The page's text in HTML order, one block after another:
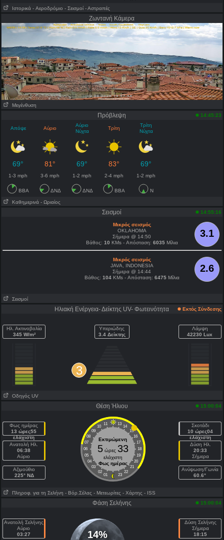
Ιστορικά - Aεροδρόμιο - Σεισμοί - Αστραπές
Ζωντανή Κάμερα
Μεγένθυση
Πρόβλεψη 14:45:23
Απόψε Αύριο
Αύριο
Νύχτα
Τρίτη
Τρίτη
Νύχτα
69° 81° 69° 83° 69°
1-3 mph 3-6 mph 1-2 mph 2-4 mph 1-2 mph
ΒΒΑ ΔΝΔ ΔΝΔ ΒΒΑ N
Καθημερινά - Ωριαίος
Σεισμοί 14:55:16
3.1
Μικρός σεισμός
OKLAHOMA
Σήμερα @ 14:50
Βάθος: 10 KMs - Απόσταση: 6035Μίλια
2.6
Μικρός σεισμός
JAVA, INDONESIA
Σήμερα @ 14:44
Βάθος: 104KMs - Απόσταση: 6475Μίλια
Σεισμοί
Ηλιακή Ενέργεια- Δείκτης UV- Φωτεινότητα Εκτός Σύνδεσης
Ηλ. Ακτινοβολία
345 W/m²
Υπεριώδης
3.4 Δείκτης
3
Λάμψη
42230 Lux
Οδηγός UV
Θέση Ήλιου 15:00:04
Φως ημέρας
13 ώρες55
ελάχιστη
Ανατολή Ηλ.
06:38
Αύριο
Aζιμούθιο
225° NΔ
11 13
10
14
09
15
08
16
07
17
06
18
05
19
04
20
03
21
02
22
01 23
Εκτιμώμενη
5ώρες 33
ελάχιστη
Φως ημέρας
Σκοτάδι
10 ώρες04
ελάχιστη
Δύση Ηλ.
20:33
Σήμερα
Ανύψωση/Γωνία
60.6°
Πληροφ. για τη Σελήνη - Βόρ.Σέλας - Μετεωρίτες - Χάρτης - ISS
Φάση Σελήνης 15:00:04
Ανατολή Σελήνης
Αύριο
03:27
14%
Δύση Σελήνης
Σήμερα
18:15